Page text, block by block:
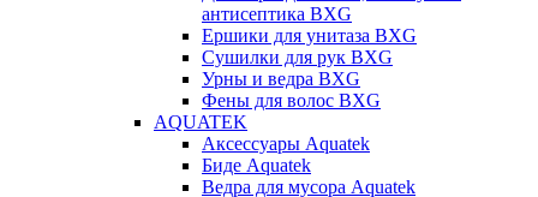
антисептика BXG
Ершики для унитаза BXG
Сушилки для рук BXG
Урны и ведра BXG
Фены для волос BXG
AQUATEK
Аксессуары Aquatek
Биде Aquatek
Ведра для мусора Aquatek